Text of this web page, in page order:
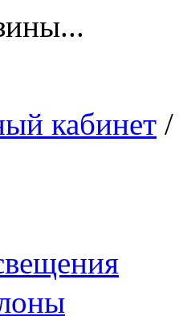
кабинет